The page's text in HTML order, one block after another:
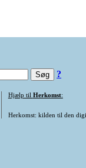
?
Hjælp til Herkomst:
Herkomst: kilden til den